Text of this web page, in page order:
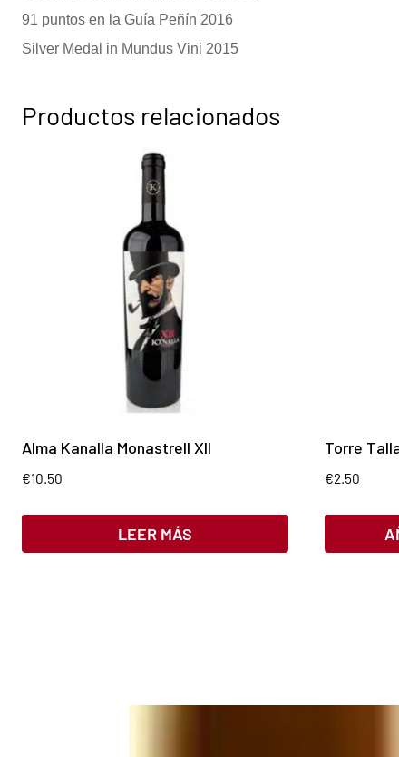
91 puntos en la Guía Peñín 2016
Silver Medal in Mundus Vini 2015
Productos relacionados
Alma Kanalla Monastrell XII
€10.50
LEER MÁS
Torre
€2.50